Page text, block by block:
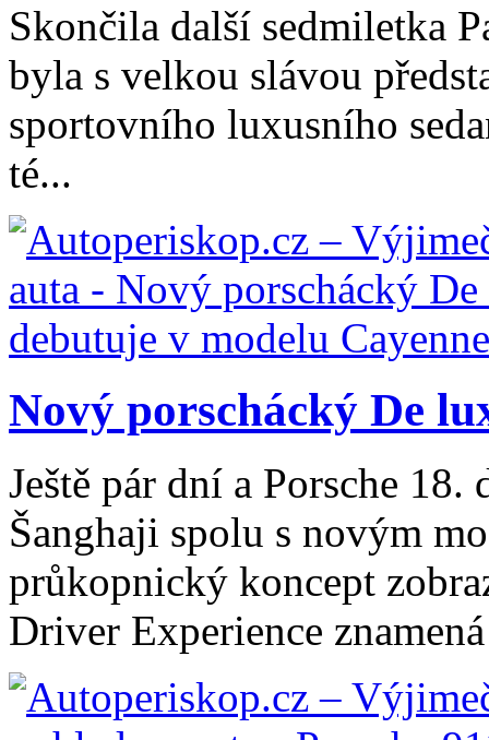
Skončila další sedmiletka
byla s velkou slávou
sportovního luxusního
té...
Nový porschácký De
Ještě pár dní a Porsche
Šanghaji spolu s novým
průkopnický koncept
Driver Experience